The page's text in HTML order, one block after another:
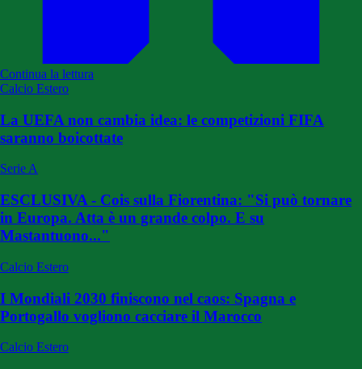
Continua la lettura
Calcio Estero
La UEFA non cambia idea: le competizioni FIFA
saranno boicottate
Serie A
ESCLUSIVA - Cois sulla Fiorentina: "Si può tornare
in Europa. Atta è un grande colpo. E su
Mastantuono..."
Calcio Estero
I Mondiali 2030 finiscono nel caos: Spagna e
Portogallo vogliono cacciare il Marocco
Calcio Estero